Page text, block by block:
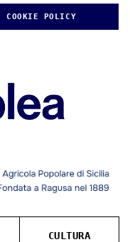
COOKIE POLICY
CULTURA